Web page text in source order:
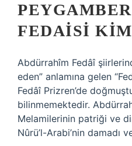
FEDAISI
Abdürrahîm Fedâî
eden” anlamına gelen
Fedâî Prizren’de
bilinmemektedir.
Melamilerinin patriği ve
Nûrü’l-Arabi’nin damadı